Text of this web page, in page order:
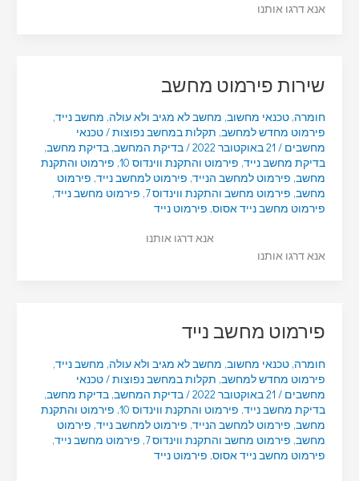
אנא דרגו אותנו
שירות פירמוט מחשב
חומרה, טכנאי מחשוב, מחשב לא מגיב ולא עולה, מחשב נייד,
פירמוט מחדש למחשב, תקלות במחשב נפוצות/טכנאי
מחשבים / 21 באוקטובר 2022 /בדיקת המחשב, בדיקת מחשב,
בדיקת מחשב נייד, פירמוט והתקנת ווינדוס 10 , פירמוט והתקנת
מחשב, פירמוט למחשב הנייד, פירמוט למחשב נייד, פירמוט
מחשב, פירמוט מחשב והתקנת ווינדוס 7 , פירמוט מחשב נייד,
פירמוט מחשב נייד אסוס, פירמוט נייד
אנא דרגו אותנו
אנא דרגו אותנו
פירמוט מחשב נייד
חומרה, טכנאי מחשוב, מחשב לא מגיב ולא עולה, מחשב נייד,
פירמוט מחדש למחשב, תקלות במחשב נפוצות/טכנאי
מחשבים / 21 באוקטובר 2022 /בדיקת המחשב, בדיקת מחשב,
בדיקת מחשב נייד, פירמוט והתקנת ווינדוס 10 , פירמוט והתקנת
מחשב, פירמוט למחשב הנייד, פירמוט למחשב נייד, פירמוט
מחשב, פירמוט מחשב והתקנת ווינדוס 7 , פירמוט מחשב נייד,
פירמוט מחשב נייד אסוס, פירמוט נייד